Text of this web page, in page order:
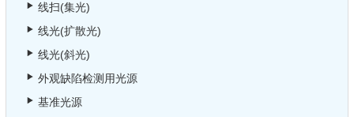
线扫(集光)
线光(扩散光)
线光(斜光)
外观缺陷检测用光源
基准光源